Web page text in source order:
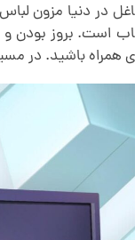
در دنیا مزون
است. بروز بودن
همراه باشید. در